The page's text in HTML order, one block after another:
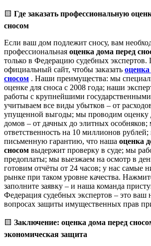
🟨 Где заказать профессиональную
сносом
Если ваш дом подлежит сносу, вам
профессиональная оценка дома перед
только в Федерацию судебных экспертов.
официальный сайт, чтобы заказать
сносом . Наши преимущества: мы
оценке для сноса с 2008 года; наши
работы с крупнейшими
учитываем все виды убытков – от
упущенной выгоды; мы проводим оценку
домов – от дачных до элитных
ответственность на 10 миллионов
письменную гарантию, что наша оценка
сносом выдержит проверку в суде; мы
предоплаты; мы выезжаем на осмотр в
готовим отчёты от 24 часов; у нас самые
рынке при таком уровне качества.
заполните заявку – и наша команда
Федерация судебных экспертов – это ваш
вопросах защиты имущественных прав
🟨 Заключение: оценка дома перед
экономическая защита